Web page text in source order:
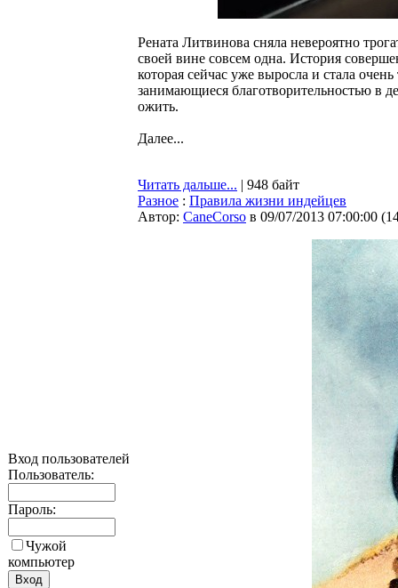
Вход пользователей
Пользователь:
Пароль:
Чужой
компьютер
Рената Литвинова сняла невероятно
своей вине совсем одна. История
которая сейчас уже выросла и стала
занимающиеся благотворительностью в
ожить.
Далее...
Читать дальше... | 948 байт
Разное : Правила жизни индейцев
Автор: CaneCorso в 09/07/2013 07:00:00 (